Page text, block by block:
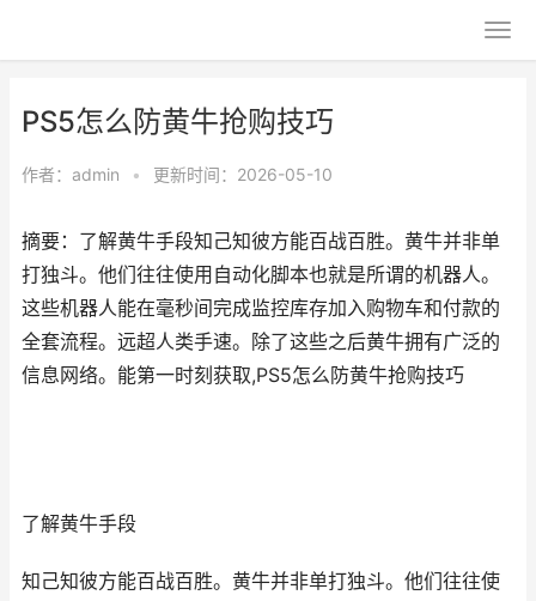
PS5怎么防黄牛抢购技巧
作者： admin • 更新时间：2026-05-10
摘要：了解黄牛手段知己知彼方能百战百胜。黄牛并非单
打独斗。他们往往使用自动化脚本也就是所谓的机器人。
这些机器人能在毫秒间完成监控库存加入购物车和付款的
全套流程。远超人类手速。除了这些之后黄牛拥有广泛的
信息网络。能第一时刻获取,PS5怎么防黄牛抢购技巧
了解黄牛手段
知己知彼方能百战百胜。黄牛并非单打独斗。他们往往使